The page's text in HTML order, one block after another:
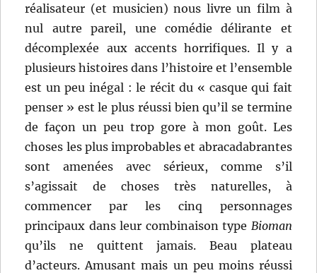
réalisateur (et musicien) nous livre un film à
nul autre pareil, une comédie délirante et
décomplexée aux accents horrifiques. Il y a
plusieurs histoires dans l’histoire et l’ensemble
est un peu inégal : le récit du « casque qui fait
penser » est le plus réussi bien qu’il se termine
de façon un peu trop gore à mon goût. Les
choses les plus improbables et abracadabrantes
sont amenées avec sérieux, comme s’il
s’agissait de choses très naturelles, à
commencer par les cinq personnages
principaux dans leur combinaison type Bioman
qu’ils ne quittent jamais. Beau plateau
d’acteurs. Amusant mais un peu moins réussi